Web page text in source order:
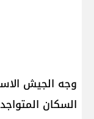
وجه الجيش
السكان